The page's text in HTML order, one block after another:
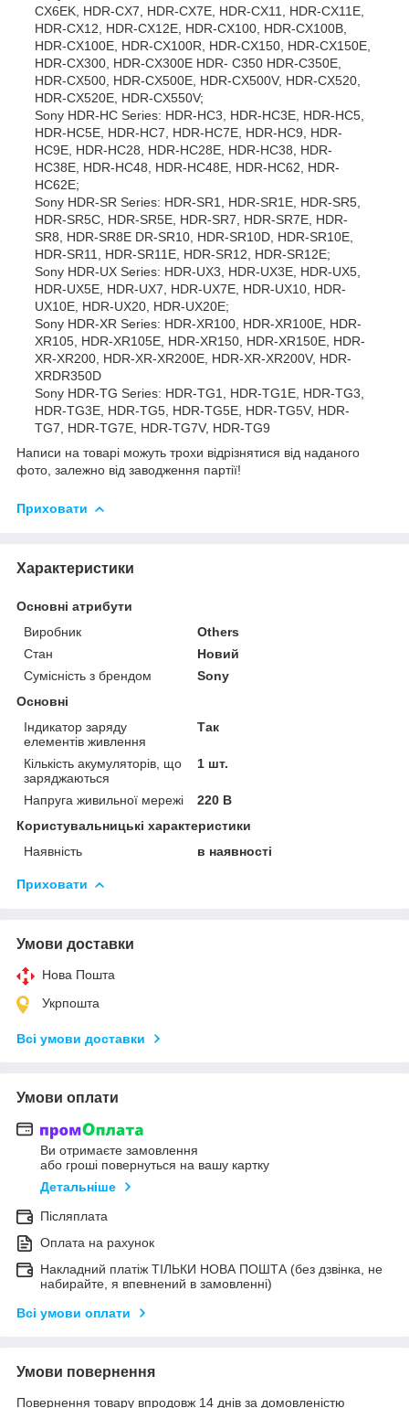
CX6EK, HDR-CX7, HDR-CX7E, HDR-CX11, HDR-CX11E,
HDR-CX12, HDR-CX12E, HDR-CX100, HDR-CX100B,
HDR-CX100E, HDR-CX100R, HDR-CX150, HDR-CX150E,
HDR-CX300, HDR-CX300E HDR- C350 HDR-C350E,
HDR-CX500, HDR-CX500E, HDR-CX500V, HDR-CX520,
HDR-CX520E, HDR-CX550V;
Sony HDR-HC Series: HDR-HC3, HDR-HC3E, HDR-HC5,
HDR-HC5E, HDR-HC7, HDR-HC7E, HDR-HC9, HDR-
HC9E, HDR-HC28, HDR-HC28E, HDR-HC38, HDR-
HC38E, HDR-HC48, HDR-HC48E, HDR-HC62, HDR-
HC62E;
Sony HDR-SR Series: HDR-SR1, HDR-SR1E, HDR-SR5,
HDR-SR5C, HDR-SR5E, HDR-SR7, HDR-SR7E, HDR-
SR8, HDR-SR8E DR-SR10, HDR-SR10D, HDR-SR10E,
HDR-SR11, HDR-SR11E, HDR-SR12, HDR-SR12E;
Sony HDR-UX Series: HDR-UX3, HDR-UX3E, HDR-UX5,
HDR-UX5E, HDR-UX7, HDR-UX7E, HDR-UX10, HDR-
UX10E, HDR-UX20, HDR-UX20E;
Sony HDR-XR Series: HDR-XR100, HDR-XR100E, HDR-
XR105, HDR-XR105E, HDR-XR150, HDR-XR150E, HDR-
XR-XR200, HDR-XR-XR200E, HDR-XR-XR200V, HDR-
XRDR350D
Sony HDR-TG Series: HDR-TG1, HDR-TG1E, HDR-TG3,
HDR-TG3E, HDR-TG5, HDR-TG5E, HDR-TG5V, HDR-
TG7, HDR-TG7E, HDR-TG7V, HDR-TG9
Написи на товарі можуть трохи відрізнятися від наданого
фото, залежно від заводження партії!
Приховати
Характеристики
Основні атрибути
Виробник
Others
Стан
Новий
Сумісність з брендом
Sony
Основні
Індикатор заряду
елементів живлення
Так
Кількість акумуляторів, що
заряджаються
1 шт.
Напруга живильної мережі
220 В
Користувальницькі характеристики
Наявність
в наявності
Приховати
Умови доставки
Нова Пошта
Укрпошта
Всі умови доставки
Умови оплати
Ви отримаєте замовлення
або гроші повернуться на вашу картку
Детальніше
Післяплата
Оплата на рахунок
Накладний платіж ТІЛЬКИ НОВА ПОШТА (без дзвінка, не
набирайте, я впевнений в замовленні)
Всі умови оплати
Умови повернення
Повернення товару впродовж 14 днів за домовленістю